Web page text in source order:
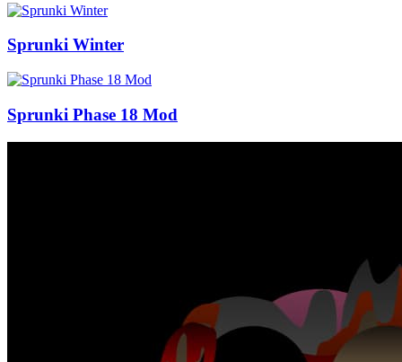
Sprunki Winter
Sprunki Phase 18 Mod